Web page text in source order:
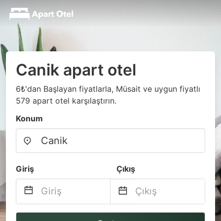
Canik apart otel
6₺'dan Başlayan fiyatlarla, Müsait ve uygun fiyatlı
579 apart otel karşılaştırın.
Konum
Giriş Çıkış
Navigate
Navigate